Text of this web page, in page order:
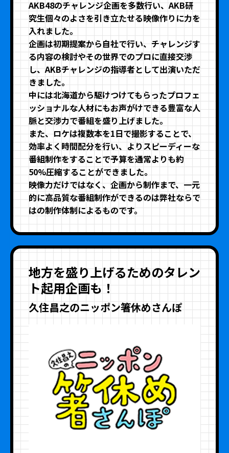
AKB48のチャレンジ企画を多数行い、AKB研
究生個々のよさを引き立たせる映像作りに力を
入れました。
企画は初期提案から自社で行い、チャレンジす
る内容の検討やその世界でのプロに直接交渉
し、AKBチャレンジの指導者として出演いただ
きました。
中には北海道から駆けつけてもらったプロフェ
ッショナルな人材にもお声がけできる豊富な人
脈と交渉力で番組を盛り上げました。
また、ロケは複数本を1日で撮影することで、
効率よく時間配分を行い、よりスピーディーな
番組制作をすることで予算を通常よりも約
50%圧縮することができました。
映像力だけではなく、企画から制作まで、一元
的に高品質な番組制作ができるのは弊社ならで
はの制作体制によるものです。
地方を盛り上げるためのタレン
ト起用企画も！
久住昌之のニッポン箸休めさんぽ